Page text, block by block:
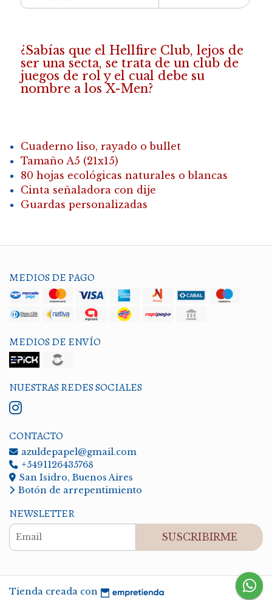
¿Sabías que el Hellfire Club, lejos de
ser una secta, se trata de un club de
juegos de rol y el cual debe su
nombre a los X-Men?
Cuaderno liso, rayado o bullet
Tamaño A5 (21x15)
80 hojas ecológicas naturales o blancas
Cinta señaladora con dije
Guardas personalizadas
MEDIOS DE PAGO
MEDIOS DE ENVÍO
NUESTRAS REDES SOCIALES
CONTACTO
azuldepapel@gmail.com
+5491126435768
San Isidro, Buenos Aires
Botón de arrepentimiento
NEWSLETTER
SUSCRIBIRME
Tienda creada con